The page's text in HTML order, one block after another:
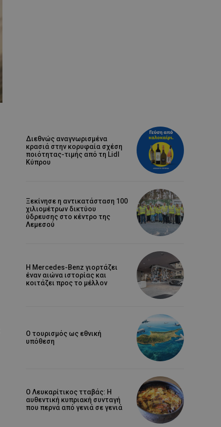
Διεθνώς αναγνωρισμένα
κρασιά στην κορυφαία σχέση
ποιότητας-τιμής από τη Lidl
Κύπρου
Ξεκίνησε η αντικατάσταση 100
χιλιομέτρων δικτύου
ύδρευσης στο κέντρο της
Λεμεσού
Η Mercedes-Benz γιορτάζει
έναν αιώνα ιστορίας και
κοιτάζει προς το μέλλον
Ο τουρισμός ως εθνική
υπόθεση
Ο Λευκαρίτικος τταβάς: Η
αυθεντική κυπριακή συνταγή
που περνά από γενιά σε γενιά